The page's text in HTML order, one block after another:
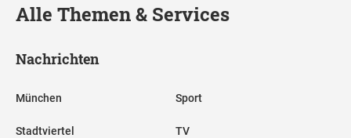
Alle Themen & Services
Nachrichten
München
Stadtviertel
Sport
TV